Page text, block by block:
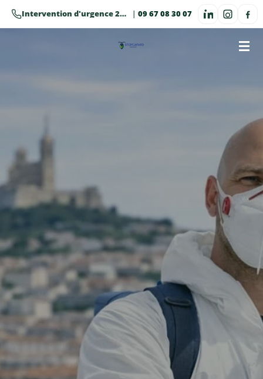
Intervention d'urgence 24h/24 · 7j/7 | 09 67 08 30 07
Passer
au